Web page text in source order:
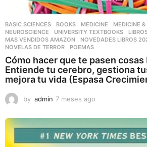
BASIC SCIENCES ,BOOKS ,MEDICINE ,MEDICINE
NEUROSCIENCE
,UNIVERSITY TEXTBOOKS
MAS VENDIDOS AMAZON
,NOVEDADES LIBROS
NOVELAS DE TERROR
,POEMAS
Cómo hacer que te pasen cosas
Entiende tu cerebro, gestiona
mejora tu vida (Espasa
by admin 7 meses ago
e
s
e